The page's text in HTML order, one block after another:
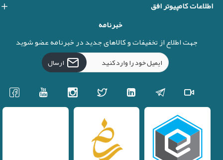
اطلاعات کامپیوتر افق
خبرنامه
جهت اطلاع از تخفیفات و کالاهای جدید در خبرنامه عضو شوید
ارسال